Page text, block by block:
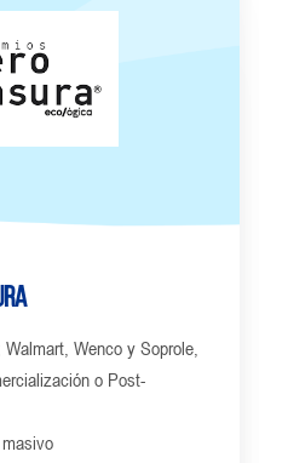
Wenco y Soprole,
o Post-